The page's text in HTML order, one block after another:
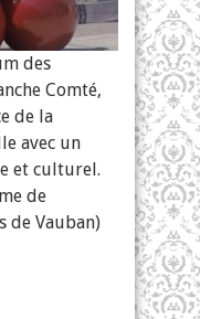
des
Comté,
de la
avec un
et culturel.
de
Vauban)